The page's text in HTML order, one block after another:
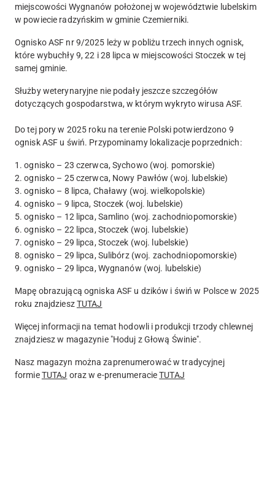
miejscowości Wygnanów położonej w województwie lubelskim
w powiecie radzyńskim w gminie Czemierniki.
Ognisko ASF nr 9/2025 leży w pobliżu trzech innych ognisk,
które wybuchły 9, 22 i 28 lipca w miejscowości Stoczek w tej
samej gminie.
Służby weterynaryjne nie podały jeszcze szczegółów
dotyczących gospodarstwa, w którym wykryto wirusa ASF.
Do tej pory w 2025 roku na terenie Polski potwierdzono 9
ognisk ASF u świń. Przypominamy lokalizacje poprzednich:
1. ognisko – 23 czerwca, Sychowo (woj. pomorskie)
2. ognisko – 25 czerwca, Nowy Pawłów (woj. lubelskie)
3. ognisko – 8 lipca, Chaławy (woj. wielkopolskie)
4. ognisko – 9 lipca, Stoczek (woj. lubelskie)
5. ognisko – 12 lipca, Samlino (woj. zachodniopomorskie)
6. ognisko – 22 lipca, Stoczek (woj. lubelskie)
7. ognisko – 29 lipca, Stoczek (woj. lubelskie)
8. ognisko – 29 lipca, Sulibórz (woj. zachodniopomorskie)
9. ognisko – 29 lipca, Wygnanów (woj. lubelskie)
Mapę obrazującą ogniska ASF u dzików i świń w Polsce w 2025
roku znajdzieszTUTAJ
Więcej informacji na temat hodowli i produkcji trzody chlewnej
znajdziesz w magazynie "Hoduj z Głową Świnie".
Nasz magazyn można zaprenumerować w tradycyjnej
formieTUTAJ oraz we-prenumeracieTUTAJ